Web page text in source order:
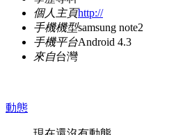
個人主頁http://
手機機型samsung note2
手機平台Android 4.3
來自台灣
動態